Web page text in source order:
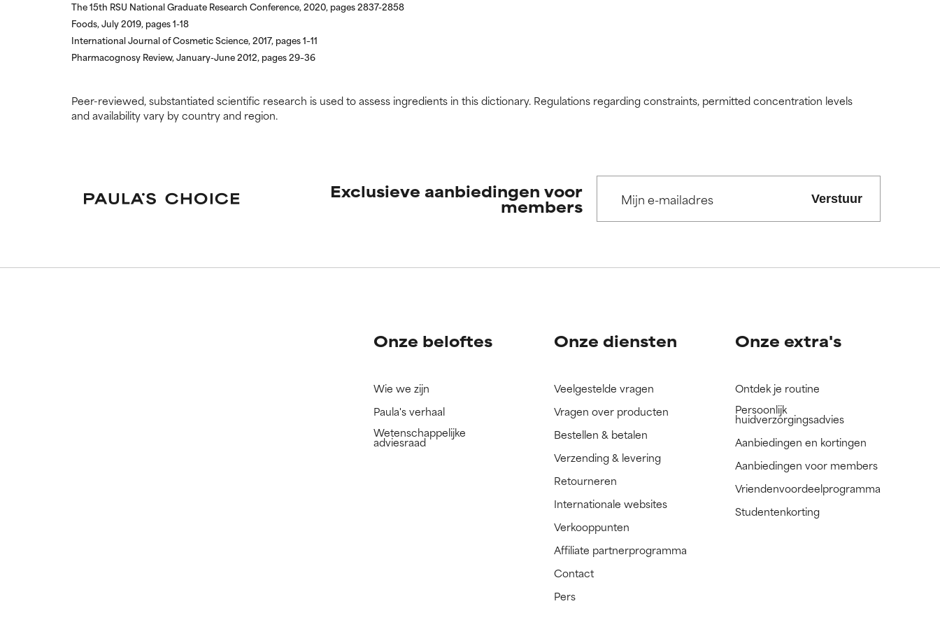
The 15th RSU National Graduate Research Conference, 2020, pages 2837-2858
Foods, July 2019, pages 1-18
International Journal of Cosmetic Science, 2017, pages 1–11
Pharmacognosy Review, January-June 2012, pages 29–36
Peer-reviewed, substantiated scientific research is used to assess ingredients in this dictionary. Regulations regarding constraints, permitted concentration levels
and availability vary by country and region.
Exclusieve aanbiedingen voor
members Verstuur
Onze beloftes
Wie we zijn
Paula's verhaal
Wetenschappelijke
adviesraad
Onze diensten
Veelgestelde vragen
Vragen over producten
Bestellen & betalen
Verzending & levering
Retourneren
Internationale websites
Verkooppunten
Affiliate partnerprogramma
Contact
Pers
Onze extra's
Ontdek je routine
Persoonlijk
huidverzorgingsadvies
Aanbiedingen en kortingen
Aanbiedingen voor members
Vriendenvoordeelprogramma
Studentenkorting